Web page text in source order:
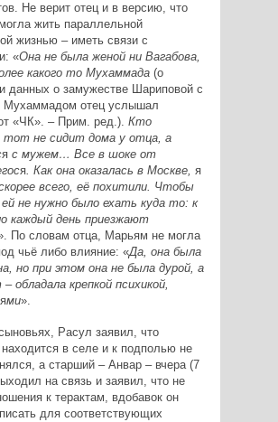
Не верит отец и в версию, что
жить параллельной
жизнью – иметь связи с
«Она не была женой ни Вагабова,
какого то Мухаммада(о
данных о замужестве Шариповой с
Мухаммадом отец услышал
«ЧК». – Прим. ред.). Кто
тот не сидит дома у отца, а
я с мужем… Все в шоке от
я. Как она оказалась в Москве, я
всего, её похитили. Чтобы
не нужно было ехать куда то: к
каждый день приезжают
По словам отца, Марьям не могла
чьё либо влияние: «Да, она была
но при этом она не была дурой, а
обладала крепкой психикой,
ями».
Расул заявил, что
в селе и к подполью не
а старший – Анвар – вчера (7
на связь и заявил, что не
к терактам, вдобавок он
для соответствующих